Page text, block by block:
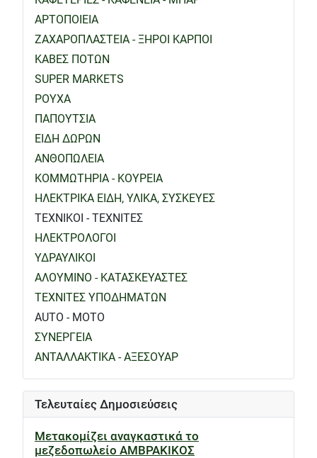
ΑΡΤΟΠΟΙΕΙΑ
ΖΑΧΑΡΟΠΛΑΣΤΕΙΑ - ΞΗΡΟΙ ΚΑΡΠΟΙ
ΚΑΒΕΣ ΠΟΤΩΝ
SUPER MARKETS
ΡΟΥΧΑ
ΠΑΠΟΥΤΣΙΑ
ΕΙΔΗ ΔΩΡΩΝ
ΑΝΘΟΠΩΛΕΙΑ
ΚΟΜΜΩΤΗΡΙΑ - ΚΟΥΡΕΙΑ
ΗΛΕΚΤΡΙΚΑ ΕΙΔΗ, ΥΛΙΚΑ, ΣΥΣΚΕΥΕΣ
ΤΕΧΝΙΚΟΙ - ΤΕΧΝΙΤΕΣ
ΗΛΕΚΤΡΟΛΟΓΟΙ
ΥΔΡΑΥΛΙΚΟΙ
ΑΛΟΥΜΙΝΟ - ΚΑΤΑΣΚΕΥΑΣΤΕΣ
ΤΕΧΝΙΤΕΣ ΥΠΟΔΗΜΑΤΩΝ
AUTO - MOTO
ΣΥΝΕΡΓΕΙΑ
ΑΝΤΑΛΛΑΚΤΙΚΑ - ΑΞΕΣΟΥΑΡ
Τελευταίες Δημοσιεύσεις
Μετακομίζει αναγκαστικά το
μεζεδοπωλείο ΑΜΒΡΑΚΙΚΟΣ